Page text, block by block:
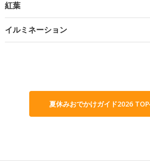
紅葉
イルミネーション
夏休みおでかけガイド2026